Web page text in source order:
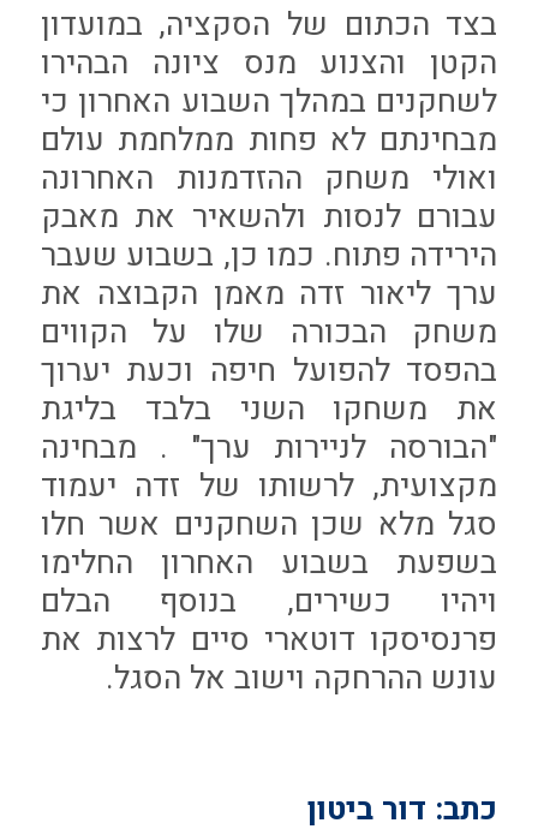
בצד הכתום של הסקציה, במועדון
הקטן והצנוע מנס ציונה הבהירו
לשחקנים במהלך השבוע האחרון כי
מבחינתם לא פחות ממלחמת עולם
ואולי משחק ההזדמנות האחרונה
עבורם לנסות ולהשאיר את מאבק
הירידה פתוח. כמו כן, בשבוע שעבר
ערך ליאור זדה מאמן הקבוצה את
משחק הבכורה שלו על הקווים
בהפסד להפועל חיפה וכעת יערוך
את משחקו השני בלבד בליגת
"הבורסה לניירות ערך" . מבחינה
מקצועית, לרשותו של זדה יעמוד
סגל מלא שכן השחקנים אשר חלו
בשפעת בשבוע האחרון החלימו
ויהיו כשירים, בנוסף הבלם
פרנסיסקו דוטארי סיים לרצות את
עונש ההרחקה וישוב אל הסגל.
כתב: דור ביטון